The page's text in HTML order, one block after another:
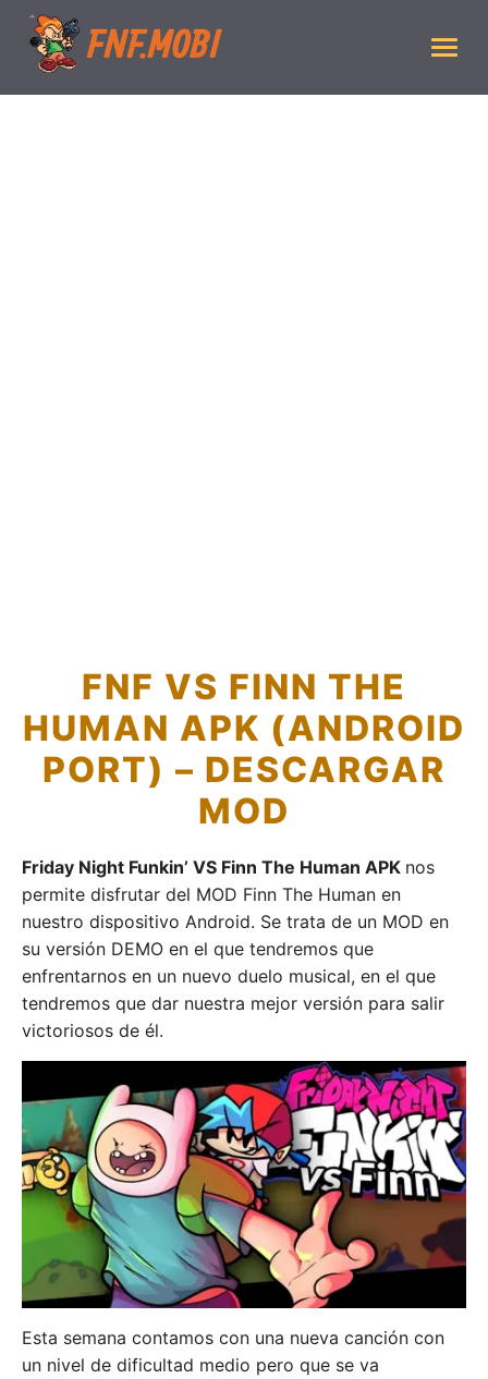
FNF VS FINN THE
HUMAN APK (ANDROID
PORT) – DESCARGAR
MOD
Friday Night Funkin’ VS Finn The Human APK nos
permite disfrutar del MOD Finn The Human en
nuestro dispositivo Android. Se trata de un MOD en
su versión DEMO en el que tendremos que
enfrentarnos en un nuevo duelo musical, en el que
tendremos que dar nuestra mejor versión para salir
victoriosos de él.
Esta semana contamos con una nueva canción con
un nivel de dificultad medio pero que se va